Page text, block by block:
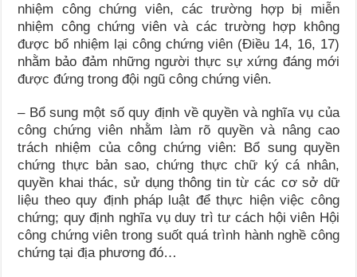
nhiệm công chứng viên, các trường hợp bị miễn
nhiệm công chứng viên và các trường hợp không
được bổ nhiệm lại công chứng viên (Điều 14, 16, 17)
nhằm bảo đảm những người thực sự xứng đáng mới
được đứng trong đội ngũ công chứng viên.
– Bổ sung một số quy định về quyền và nghĩa vụ của
công chứng viên nhằm làm rõ quyền và nâng cao
trách nhiệm của công chứng viên: Bổ sung quyền
chứng thực bản sao, chứng thực chữ ký cá nhân,
quyền khai thác, sử dụng thông tin từ các cơ sở dữ
liệu theo quy định pháp luật để thực hiện việc công
chứng; quy định nghĩa vụ duy trì tư cách hội viên Hội
công chứng viên trong suốt quá trình hành nghề công
chứng tại địa phương đó…